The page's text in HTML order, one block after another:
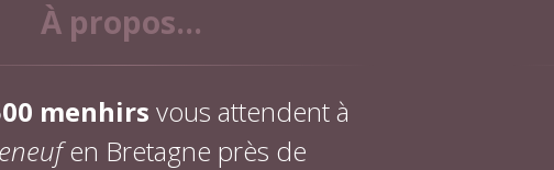
À propos...
menhirs vous attendent à
en Bretagne près de